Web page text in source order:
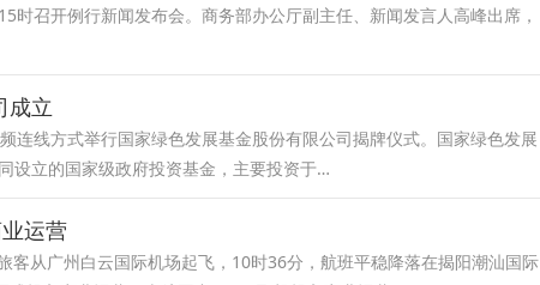
时召开例行新闻发布会。商务部办公厅副主任、新闻发言人高峰出席，
成立
连线方式举行国家绿色发展基金股份有限公司揭牌仪式。国家绿色发展
设立的国家级政府投资基金，主要投资于…
运营
客从广州白云国际机场起飞，10时36分，航班平稳降落在揭阳潮汕国际